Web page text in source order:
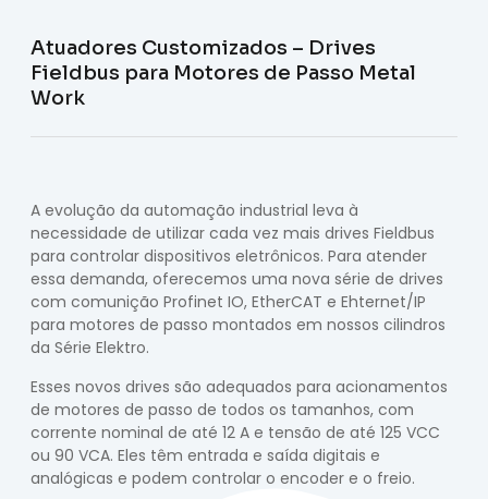
Atuadores Customizados – Drives
Fieldbus para Motores de Passo Metal
Work
A evolução da automação industrial leva à
necessidade de utilizar cada vez mais drives Fieldbus
para controlar dispositivos eletrônicos. Para atender
essa demanda, oferecemos uma nova série de drives
com comunição Profinet IO, EtherCAT e Ehternet/IP
para motores de passo montados em nossos cilindros
da Série Elektro.
Esses novos drives são adequados para acionamentos
de motores de passo de todos os tamanhos, com
corrente nominal de até 12 A e tensão de até 125 VCC
ou 90 VCA. Eles têm entrada e saída digitais e
analógicas e podem controlar o encoder e o freio.